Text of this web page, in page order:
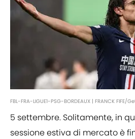
FBL-FRA-LIGUE1-PSG-BORDEAUX | FRANCK FIFE/
5 settembre. Solitamente, in
sessione estiva di mercato è